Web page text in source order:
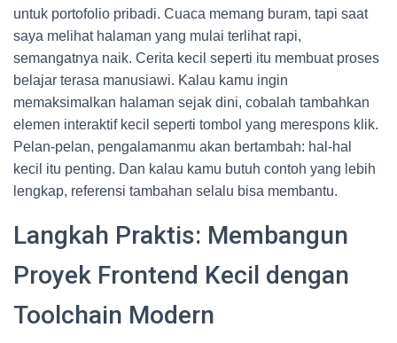
untuk portofolio pribadi. Cuaca memang buram, tapi saat
saya melihat halaman yang mulai terlihat rapi,
semangatnya naik. Cerita kecil seperti itu membuat proses
belajar terasa manusiawi. Kalau kamu ingin
memaksimalkan halaman sejak dini, cobalah tambahkan
elemen interaktif kecil seperti tombol yang merespons klik.
Pelan-pelan, pengalamanmu akan bertambah: hal-hal
kecil itu penting. Dan kalau kamu butuh contoh yang lebih
lengkap, referensi tambahan selalu bisa membantu.
Langkah Praktis: Membangun
Proyek Frontend Kecil dengan
Toolchain Modern